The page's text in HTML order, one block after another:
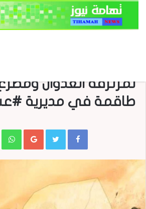
لمرتزقة العدوان
طاقمة في مديرية
Google+